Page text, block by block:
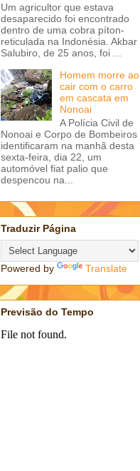
Um agricultor que estava
desaparecido foi encontrado
dentro de uma cobra píton-
reticulada na Indonésia. Akbar
Salubiro, de 25 anos, foi ...
Homem morre ao
cair com o carro
em cascata em
Nonoai
A Polícia Civil de
Nonoai e Corpo de Bombeiros
identificaram na manhã desta
sexta-feira, dia 22, um
automóvel fiat palio que
despencou na...
Traduzir Página
Powered by Translate
Previsão do Tempo